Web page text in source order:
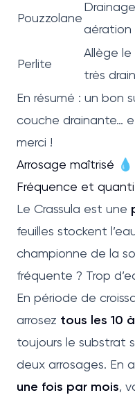
Pouzzolane
aération
Perlite
Allège
très
En résumé : un bon
couche drainante…
merci !
Arrosage maîtrisé 💧
Fréquence et
Le Crassula est une
feuilles stockent
championne de la
fréquente ? Trop
En période de
arrosez tous les 10
toujours le substrat
deux arrosages. En
une fois par mois,